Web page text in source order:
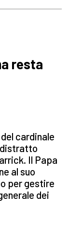
resta
cardinale
distratto
Il Papa
al suo
per gestire
dei